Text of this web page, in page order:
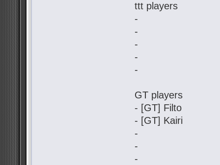
ttt players
-
-
-
-
-
GT players
- [GT] Filto
- [GT] Kairi
-
-
-